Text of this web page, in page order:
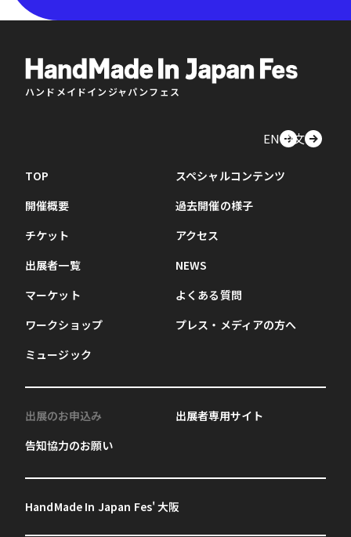
ハンドメイドインジャパンフェス
EN中文
TOP
開催概要
チケット
出展者一覧
マーケット
ワークショップ
ミュージック
スペシャルコンテンツ
過去開催の様子
アクセス
NEWS
よくある質問
プレス・メディアの方へ
出展のお申込み
告知協力のお願い
出展者専用サイト
HandMade In Japan Fes' 大阪